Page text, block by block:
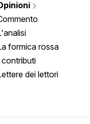
formica rossa
contributi
dei lettori